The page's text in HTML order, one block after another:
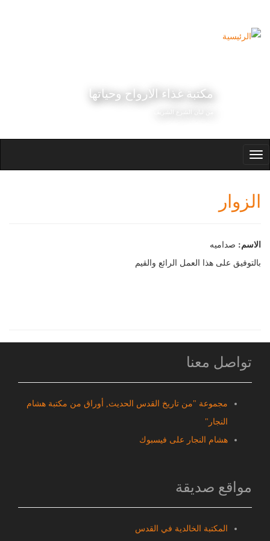
مكتبة غذاء الارواح وحياتها
Toggle
الزوار
الاسم: صداميه
بالتوفيق على هذا العمل الرائع والقيم
تواصل معنا
مجموعة "من تاريخ القدس الحديث, أوراق من مكتبة هشام
النجار"
هشام النجار على فيسبوك
مواقع صديقة
المكتبة الخالدية في القدس